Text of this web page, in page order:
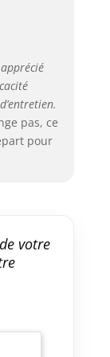
: ce
pas, ce
pour
votre